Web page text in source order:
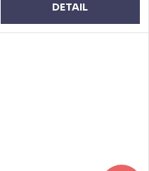
DETAIL